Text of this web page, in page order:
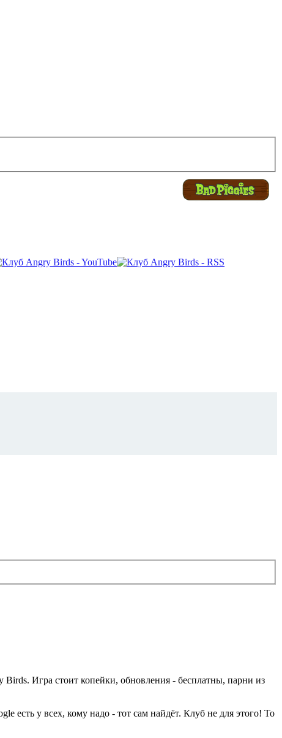
Birds. Игра стоит копейки, обновления - бесплатны, парни из
есть у всех, кому надо - тот сам найдёт. Клуб не для этого! То